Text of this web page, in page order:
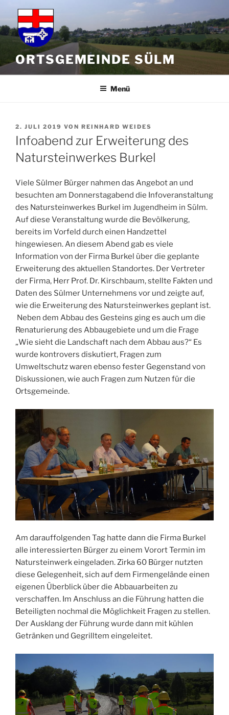
Inhalt
springen
ORTSGEMEINDE SÜLM
Menü
VERÖFFENTLICHT
AM
2. JULI 2019 VON REINHARD WEIDES
Infoabend zur Erweiterung des
Natursteinwerkes Burkel
Viele Sülmer Bürger nahmen das Angebot an und
besuchten am Donnerstagabend die Infoveranstaltung
des Natursteinwerkes Burkel im Jugendheim in Sülm.
Auf diese Veranstaltung wurde die Bevölkerung,
bereits im Vorfeld durch einen Handzettel
hingewiesen. An diesem Abend gab es viele
Information von der Firma Burkel über die geplante
Erweiterung des aktuellen Standortes. Der Vertreter
der Firma, Herr Prof. Dr. Kirschbaum, stellte Fakten und
Daten des Sülmer Unternehmens vor und zeigte auf,
wie die Erweiterung des Natursteinwerkes geplant ist.
Neben dem Abbau des Gesteins ging es auch um die
Renaturierung des Abbaugebiete und um die Frage
„Wie sieht die Landschaft nach dem Abbau aus?“ Es
wurde kontrovers diskutiert, Fragen zum
Umweltschutz waren ebenso fester Gegenstand von
Diskussionen, wie auch Fragen zum Nutzen für die
Ortsgemeinde.
Am darauffolgenden Tag hatte dann die Firma Burkel
alle interessierten Bürger zu einem Vorort Termin im
Natursteinwerk eingeladen. Zirka 60 Bürger nutzten
diese Gelegenheit, sich auf dem Firmengelände einen
eigenen Überblick über die Abbauarbeiten zu
verschaffen. Im Anschluss an die Führung hatten die
Beteiligten nochmal die Möglichkeit Fragen zu stellen.
Der Ausklang der Führung wurde dann mit kühlen
Getränken und Gegrilltem eingeleitet.